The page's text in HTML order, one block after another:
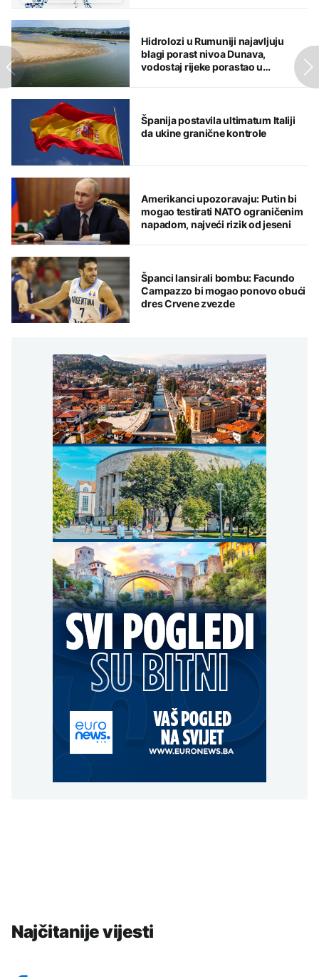
Hidrolozi u Rumuniji najavljuju
blagi porast nivoa Dunava,
vodostaj rijeke porastao u
Španija postavila ultimatum Italiji
da ukine granične kontrole
Amerikanci upozoravaju: Putin bi
mogao testirati NATO ograničenim
napadom, najveći rizik od jeseni
Španci lansirali bombu: Facundo
Campazzo bi mogao ponovo obući
dres Crvene zvezde
Najčitanije vijesti